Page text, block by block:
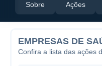
Sobre Ações
EMPRESAS DE
Confira a lista das ações